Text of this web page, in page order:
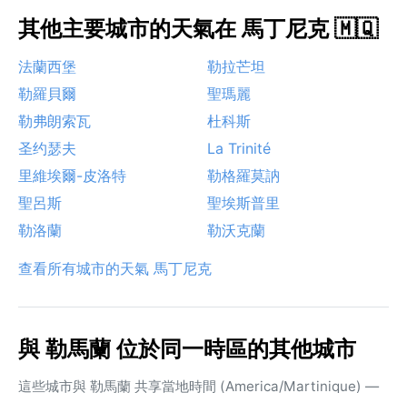
其他主要城市的天氣在 馬丁尼克 🇲🇶
法蘭西堡
勒拉芒坦
勒羅貝爾
聖瑪麗
勒弗朗索瓦
杜科斯
圣约瑟夫
La Trinité
里維埃爾-皮洛特
勒格羅莫訥
聖呂斯
聖埃斯普里
勒洛蘭
勒沃克蘭
查看所有城市的天氣 馬丁尼克
與 勒馬蘭 位於同一時區的其他城市
這些城市與 勒馬蘭 共享當地時間 (America/Martinique) —